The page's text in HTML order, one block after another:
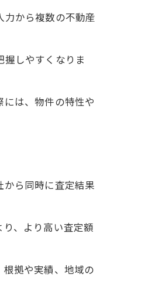
から複数の不動産
しやすくなりま
は、物件の特性や
ら同時に査定結果
、より高い査定額
拠や実績、地域の